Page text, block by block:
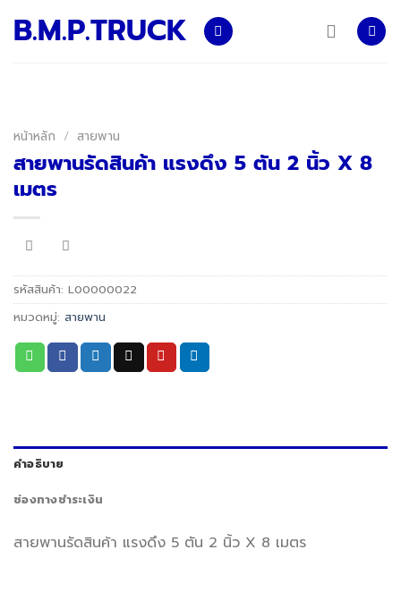
B.M.P.TRUCK
หน้าหลัก / สายพาน
สายพานรัดสินค้า แรงดึง 5 ตัน 2 นิ้ว X 8
เมตร
รหัสสินค้า: L00000022
หมวดหมู่: สายพาน
คำอธิบาย
ช่องทางชำระเงิน
สายพานรัดสินค้า แรงดึง 5 ตัน 2 นิ้ว X 8 เมตร